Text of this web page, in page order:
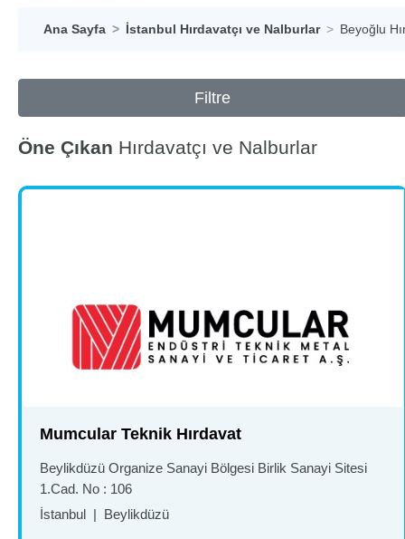
Ana Sayfa İstanbul Hırdavatçı ve Nalburlar Beyoğlu
Filtre
Öne Çıkan Hırdavatçı ve Nalburlar
Mumcular Teknik Hırdavat
Beylikdüzü Organize Sanayi Bölgesi Birlik Sanayi Sitesi
1.Cad. No : 106
İstanbul | Beylikdüzü